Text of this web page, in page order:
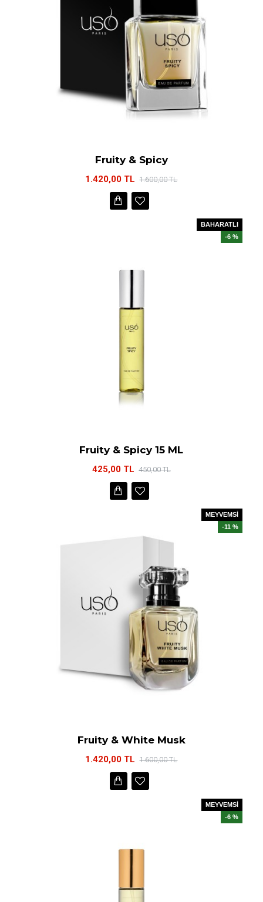
Fruity & Spicy
1.420,00 TL 1.600,00 TL
BAHARATLI
-6 %
Fruity & Spicy 15 ML
425,00 TL 450,00 TL
MEYVEMSİ
-11 %
Fruity & White Musk
1.420,00 TL 1.600,00 TL
MEYVEMSİ
-6 %